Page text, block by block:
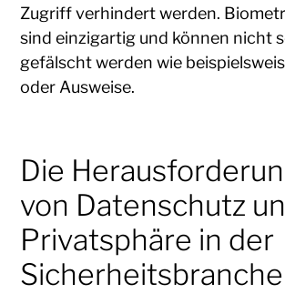
Zugriff verhindert werden.
sind einzigartig und können nicht
gefälscht werden wie
oder Ausweise.
Die
von Datenschutz
Privatsphäre in der
Sicherheitsbranche